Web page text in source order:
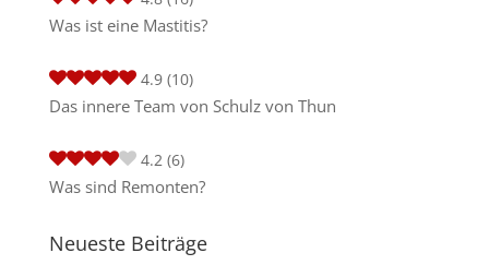
Was ist eine Mastitis?
4.9 (10)
Das innere Team von Schulz von Thun
4.2 (6)
Was sind Remonten?
Neueste Beiträge